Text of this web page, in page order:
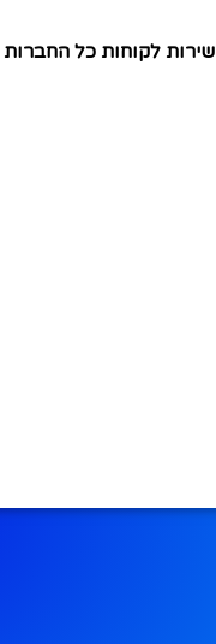
שירות לקוחות כל החברות